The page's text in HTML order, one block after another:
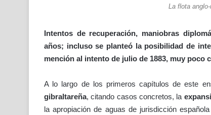
La flota
Intentos de recuperación, maniobras
años; incluso se planteó la posibilidad de
mención al intento de julio de 1883, muy poco
A lo largo de los primeros capítulos de este
gibraltareña, citando casos concretos, la
la apropiación de aguas de jurisdicción